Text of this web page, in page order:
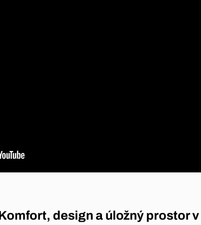
design a úložný prostor v